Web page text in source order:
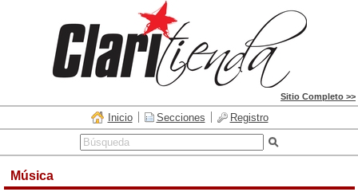
Sitio Completo >>
Inicio Secciones Registro
Música